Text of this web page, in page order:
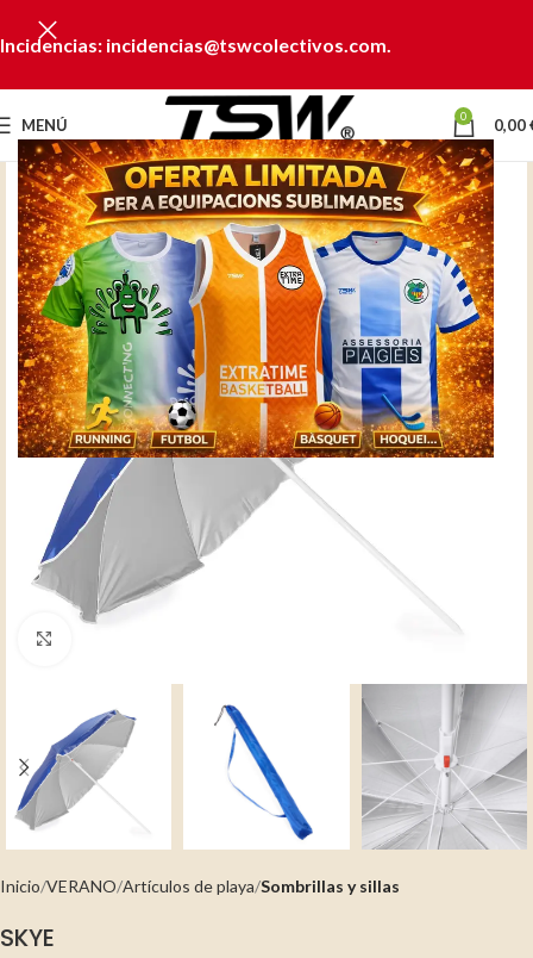
Incidencias: incidencias@tswcolectivos.com.
MENÚ 0 0,00
Inicio VERANO Artículos de playa Sombrillas y sillas
SKYE